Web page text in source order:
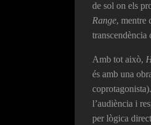
de sol on els
Range, mentre
transcendència
Amb tot això,
és amb una
l’audiència i
per lògica